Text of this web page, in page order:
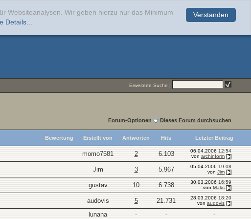
Verstanden
Websiteanalysen. Wir geben hierzu nur das Minimum
Details...
Erweiterte Suche |
Forum-Optionen Dieses Forum durchsuchen
Bewertung Erstellt von Antworten Hits Letzter Beitrag
momo7581 2 6.103 06.04.2006 12:54
von archinform
Jim 3 5.967 05.04.2006 19:08
von Jim
gustav 10 6.738 30.03.2006 16:59
von Maks
audovis 5 21.731 28.03.2006 18:20
von audovis
lunana - -
-